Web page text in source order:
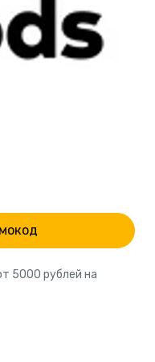
5000 рублей на